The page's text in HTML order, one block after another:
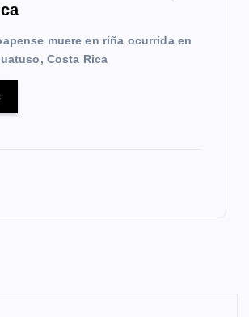
muere en riña ocurrida en
Costa Rica